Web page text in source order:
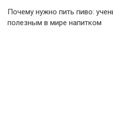
Почему нужно пить пиво:
полезным в мире напитком